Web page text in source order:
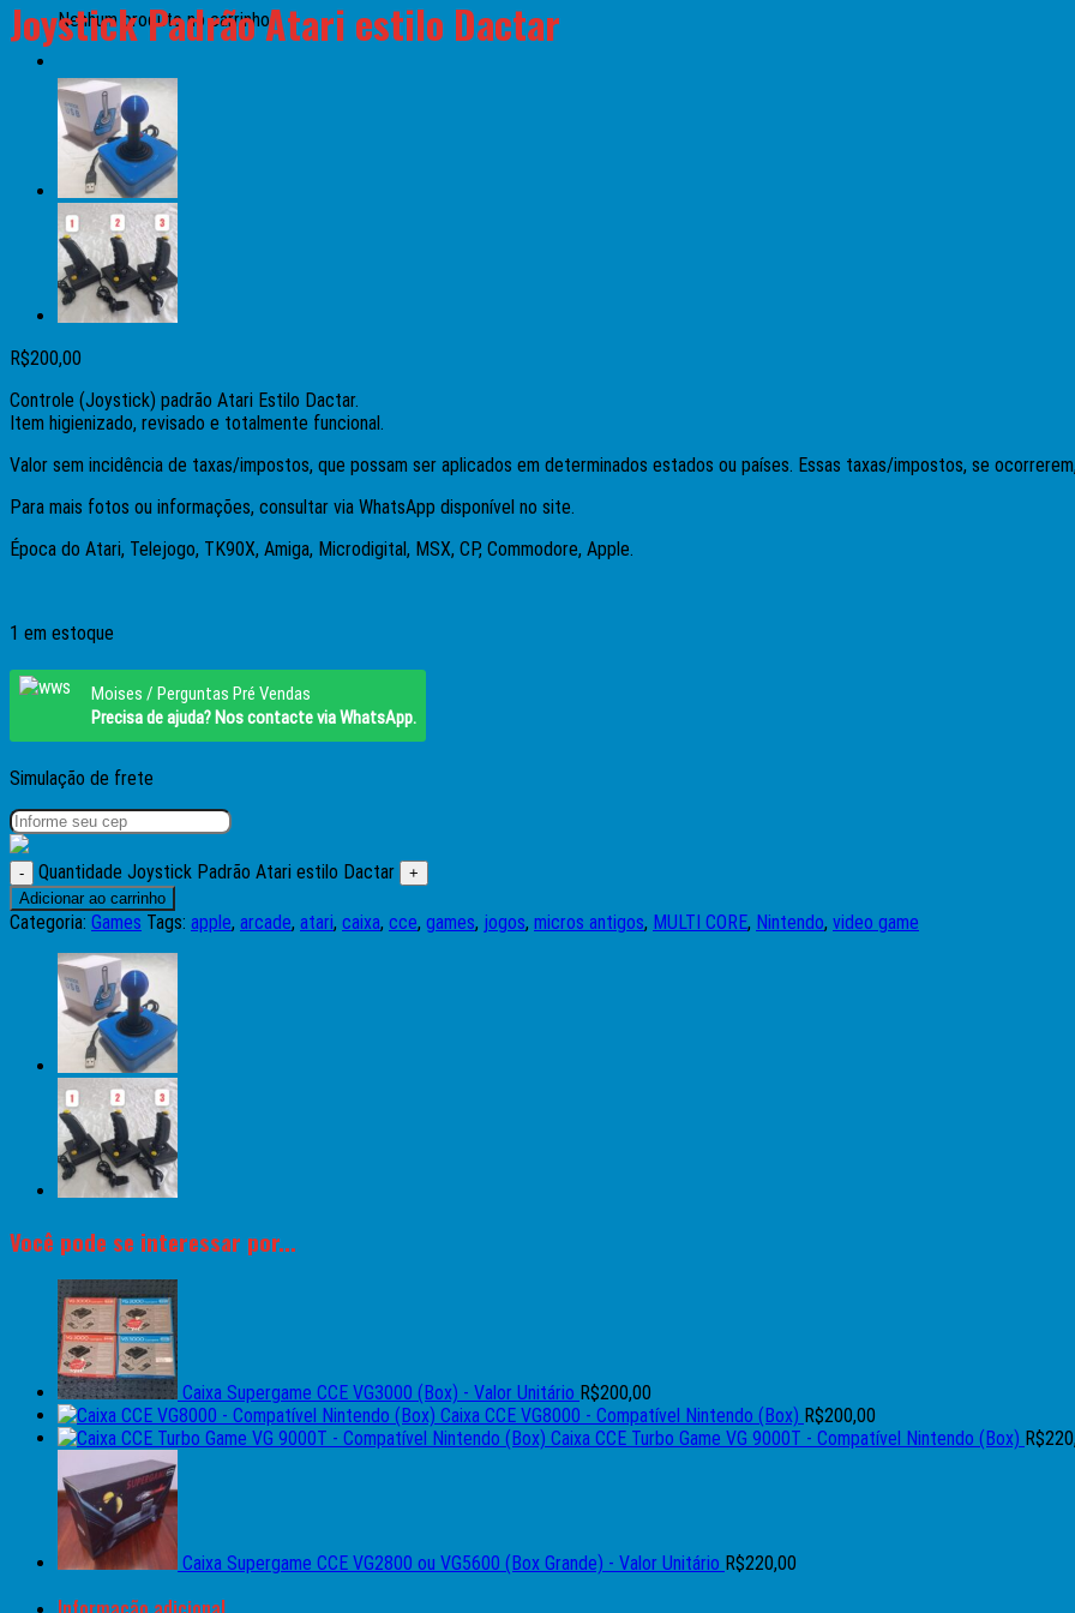
Nenhum produto no carrinho.
Joystick Padrão Atari estilo Dactar
R$200,00
Controle (Joystick) padrão Atari Estilo Dactar.
Item higienizado, revisado e totalmente funcional.
Valor sem incidência de taxas/impostos, que possam ser aplicados em determinados estados ou países. Essas taxas/impostos, se
Para mais fotos ou informações, consultar via WhatsApp disponível no site.
Época do Atari, Telejogo, TK90X, Amiga, Microdigital, MSX, CP, Commodore, Apple.
1 em estoque
Moises / Perguntas Pré Vendas
Precisa de ajuda? Nos contacte via WhatsApp.
Simulação de frete
Quantidade Joystick Padrão Atari estilo Dactar
Adicionar ao carrinho
Categoria: Games Tags: apple, arcade, atari, caixa, cce, games, jogos, micros antigos, MULTI CORE, Nintendo, video game
Você pode se interessar por...
Caixa Supergame CCE VG3000 (Box) - Valor Unitário R$200,00
Caixa CCE VG8000 - Compatível Nintendo (Box) R$200,00
Caixa CCE Turbo Game VG 9000T - Compatível Nintendo (Box) R$
Caixa Supergame CCE VG2800 ou VG5600 (Box Grande) - Valor Unitário R$220,00